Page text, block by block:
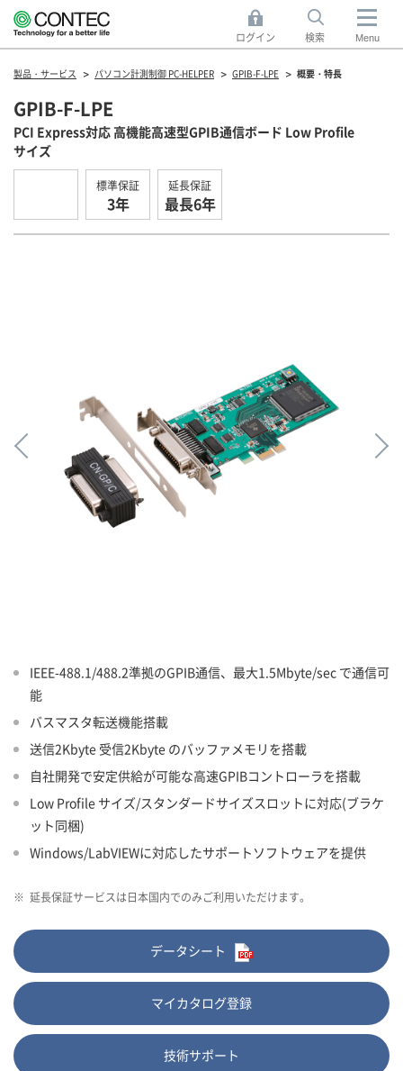
ログイン 検索 Menu
製品・サービス パソコン計測制御 PC-HELPER GPIB-F-LPE 概要・特長
GPIB-F-LPE
PCI Express対応 高機能高速型GPIB通信ボード Low Profile
サイズ
標準保証
3年
延長保証
最長6年
IEEE-488.1/488.2準拠のGPIB通信、最大1.5Mbyte/sec で通信可
能
バスマスタ転送機能搭載
送信2Kbyte 受信2Kbyte のバッファメモリを搭載
自社開発で安定供給が可能な高速GPIBコントローラを搭載
Low Profile サイズ/スタンダードサイズスロットに対応(ブラケ
ット同梱)
Windows/LabVIEWに対応したサポートソフトウェアを提供
※ 延長保証サービスは日本国内でのみご利用いただけます。
データシート
マイカタログ登録
技術サポート